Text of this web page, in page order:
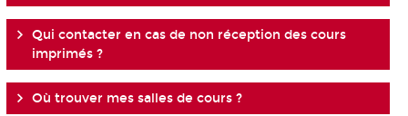
Qui contacter en cas de non réception des cours
imprimés ?
Où trouver mes salles de cours ?